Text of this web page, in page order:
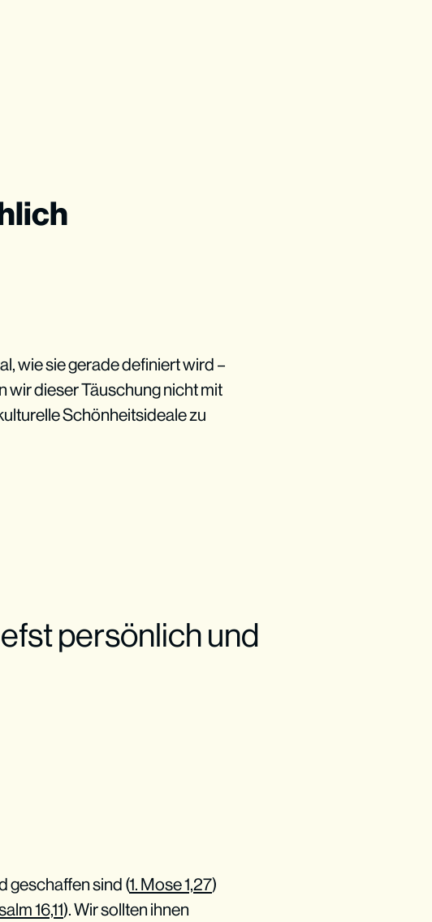
wie sie gerade definiert wird –
wir dieser Täuschung nicht mit
Schönheitsideale zu
persönlich und
geschaffen sind (1. Mose 1,27)
16,11). Wir sollten ihnen